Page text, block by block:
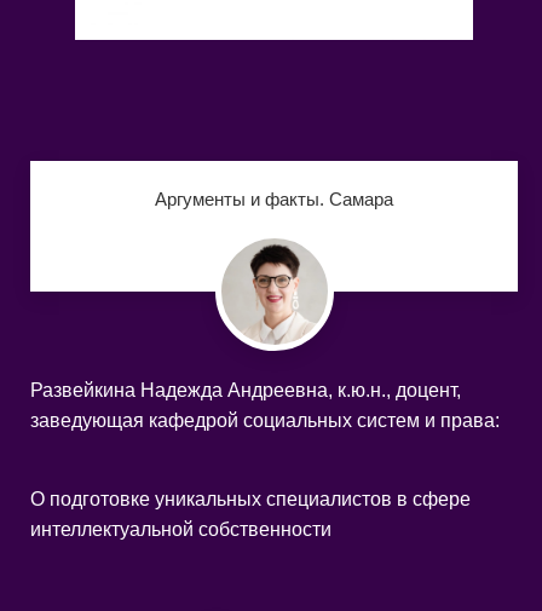
Аргументы и факты. Самара
Развейкина Надежда Андреевна, к.ю.н., доцент,
заведующая кафедрой социальных систем и права:
О подготовке уникальных специалистов в сфере
интеллектуальной собственности